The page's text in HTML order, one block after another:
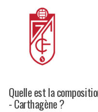
Quelle est la
- Carthagène ?